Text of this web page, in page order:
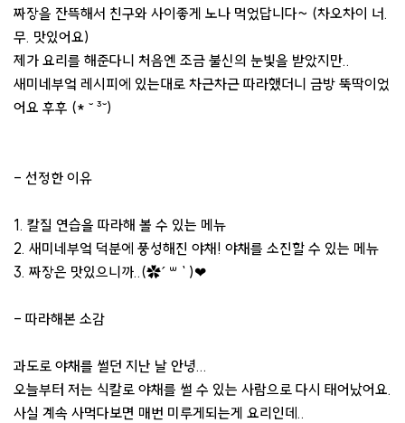
짜장을 잔뜩해서 친구와 사이좋게 노나 먹었답니다~ (차오차이 너.
무. 맛있어요)
제가 요리를 해준다니 처음엔 조금 불신의 눈빛을 받았지만..
새미네부엌 레시피에 있는대로 차근차근 따라했더니 금방 뚝딱이었
어요 후후 (* ˘ ³˘)
- 선정한 이유
1. 칼질 연습을 따라해 볼 수 있는 메뉴
2. 새미네부엌 덕분에 풍성해진 야채! 야채를 소진할 수 있는 메뉴
3. 짜장은 맛있으니까..(✿︎´ ꒳ ` )❤︎
- 따라해본 소감
과도로 야채를 썰던 지난 날 안녕...
오늘부터 저는 식칼로 야채를 썰 수 있는 사람으로 다시 태어났어요.
사실 계속 사먹다보면 매번 미루게되는게 요리인데..